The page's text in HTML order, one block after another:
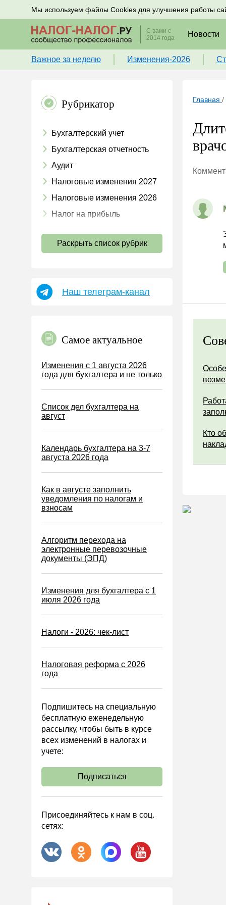
Мы используем файлы Cookies для улучшения работы
Подписывайтесь на новости по налогам, учету и
С вами с
2014 года
Новости
Важное за неделю Изменения-2026
Рубрикатор
Бухгалтерский учет
Бухгалтерская отчетность
Аудит
Налоговые изменения 2027
Налоговые изменения 2026
Налог на прибыль
Страховые взносы 2026
УСН
Земельный налог
Налог на рекламу
Торговый сбор
Туристический налог
Водный налог
Экологический налог
Налог на игорный бизнес
Акцизы
Уплата налогов (взносов)
Возврат и зачет налогов
Налоговые проверки
Самозанятые
Банк
Онлайн-кассы ККТ ККМ
Блокировка счета
МСФО
деятельности (АХД)
Охрана труда и аттестация
Охрана труда
Валютные операции
Налоговая система РФ
Налоговое планирование
Договоры
АО
Раскрыть список рубрик
Наш телеграм-канал
Самое актуальное
Изменения с 1 августа 2026
года для бухгалтера и не только
Список дел бухгалтера на
август
Календарь бухгалтера на 3-7
августа 2026 года
Как в августе заполнить
уведомления по налогам и
взносам
Алгоритм перехода на
электронные перевозочные
документы (ЭПД)
Изменения для бухгалтера с 1
июля 2026 года
Налоги - 2026: чек-лист
Налоговая реформа с 2026
года
Подпишитесь на специальную
бесплатную еженедельную
рассылку, чтобы быть в курсе
всех изменений в налогах и
учете:
Подписаться
Присоединяйтесь к нам в соц.
сетях:
Главная /
Кто